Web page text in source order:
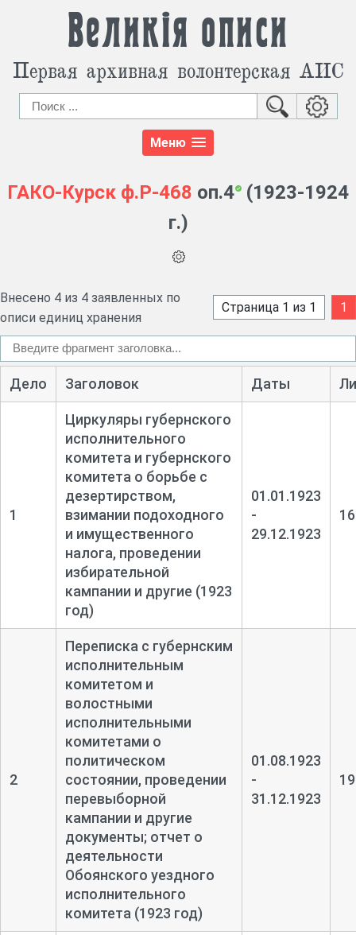
Великія описи
Первая архивная волонтерская АИС
Меню
ГАКО-Курск ф.Р-468 оп.4 (1923-1924
г.)
Внесено 4 из 4 заявленных по
описи единиц хранения
Страница 1 из 1 1
Дело Заголовок Даты
1
Циркуляры губернского
исполнительного
комитета и губернского
комитета о борьбе с
дезертирством,
взимании подоходного
и имущественного
налога, проведении
избирательной
кампании и другие (1923
год)
01.01.1923
-
29.12.1923
2
Переписка с губернским
исполнительным
комитетом и
волостными
исполнительными
комитетами о
политическом
состоянии, проведении
перевыборной
кампании и другие
документы; отчет о
деятельности
Обоянского уездного
исполнительного
комитета (1923 год)
01.08.1923
-
31.12.1923
19